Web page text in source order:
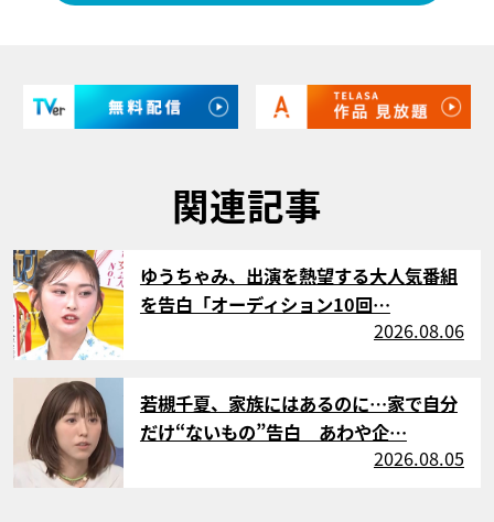
関連記事
サムネイル
ゆうちゃみ、出演を熱望する大人気番組
を告白「オーディション10回…
2026.08.06
サムネイル
若槻千夏、家族にはあるのに…家で自分
だけ“ないもの”告白 あわや企…
2026.08.05